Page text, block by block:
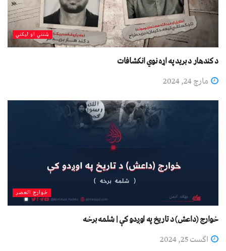
شنني او لیکني
د کندهار د برید په اړه نوي انکشافات
مارچ 24, 2024
خوارج العصر
خوارج (داعش) د تاریخ په اوږدو کې | شلمه برخه
اگست 25, 2024